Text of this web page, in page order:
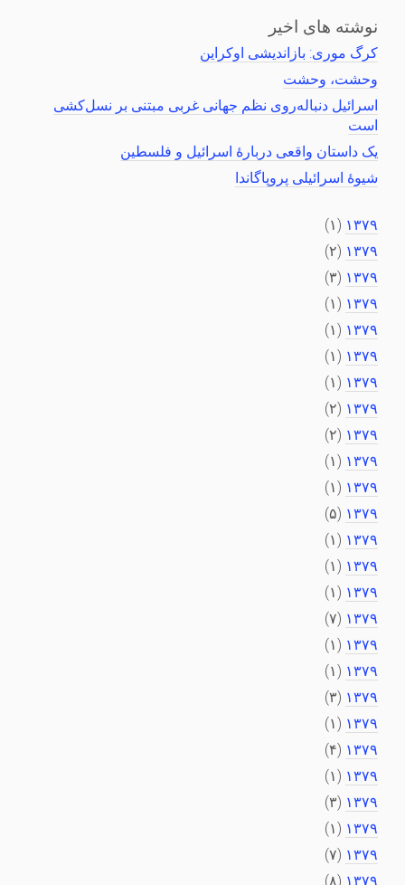
نوشته های اخیر
کرگ موری: بازاندیشی اوکراین
وحشت، وحشت
اسرائیل دنباله‌روی نظم جهانی غربی مبتنی بر نسل‌کشی
است
یک داستان واقعی دربارهٔ اسرائیل و فلسطین
شیوهٔ اسرائیلی پروپاگاندا
۱۳۷۹ (۱)
۱۳۷۹ (۲)
۱۳۷۹ (۳)
۱۳۷۹ (۱)
۱۳۷۹ (۱)
۱۳۷۹ (۱)
۱۳۷۹ (۱)
۱۳۷۹ (۲)
۱۳۷۹ (۲)
۱۳۷۹ (۱)
۱۳۷۹ (۱)
۱۳۷۹ (۵)
۱۳۷۹ (۱)
۱۳۷۹ (۱)
۱۳۷۹ (۱)
۱۳۷۹ (۷)
۱۳۷۹ (۱)
۱۳۷۹ (۱)
۱۳۷۹ (۳)
۱۳۷۹ (۱)
۱۳۷۹ (۴)
۱۳۷۹ (۱)
۱۳۷۹ (۳)
۱۳۷۹ (۱)
۱۳۷۹ (۷)
۱۳۷۹ (۸)